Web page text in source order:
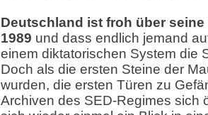
Deutschland ist froh über
1989 und dass endlich jemand
einem diktatorischen System die
Doch als die ersten Steine der
wurden, die ersten Türen zu
Archiven des SED-Regimes sich